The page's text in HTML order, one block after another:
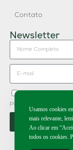
Contato
Newsletter
Concordo em
parceiros.
Usamos cookies
mais relevante,
Ao clicar em
todos os cookies.